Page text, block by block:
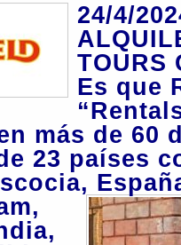
24/4/
TOURS
Es que
más de 60
23 países